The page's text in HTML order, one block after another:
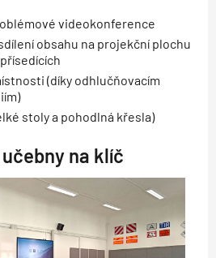
videokonference
obsahu na projekční plochu
(díky odhlučňovacím
stoly a pohodlná křesla)
na klíč